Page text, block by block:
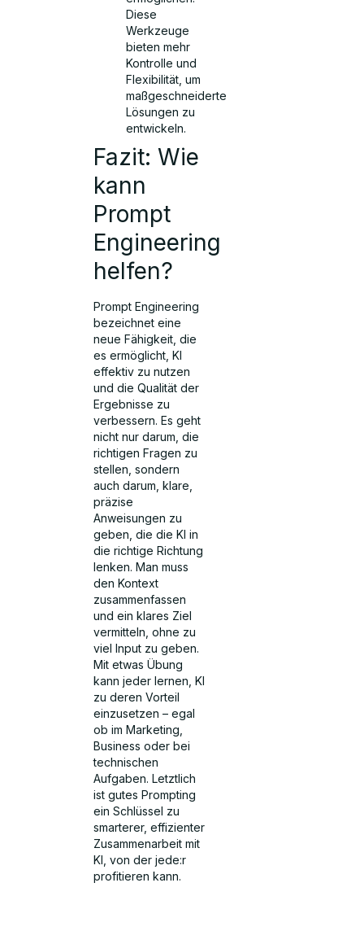
Diese
Werkzeuge
bieten mehr
Kontrolle und
Flexibilität, um
maßgeschneiderte
Lösungen zu
entwickeln.
Fazit: Wie
kann
Prompt
Engineering
helfen?
Prompt Engineering
bezeichnet eine
neue Fähigkeit, die
es ermöglicht, KI
effektiv zu nutzen
und die Qualität der
Ergebnisse zu
verbessern. Es geht
nicht nur darum, die
richtigen Fragen zu
stellen, sondern
auch darum, klare,
präzise
Anweisungen zu
geben, die die KI in
die richtige Richtung
lenken. Man muss
den Kontext
zusammenfassen
und ein klares Ziel
vermitteln, ohne zu
viel Input zu geben.
Mit etwas Übung
kann jeder lernen, KI
zu deren Vorteil
einzusetzen – egal
ob im Marketing,
Business oder bei
technischen
Aufgaben. Letztlich
ist gutes Prompting
ein Schlüssel zu
smarterer, effizienter
Zusammenarbeit mit
KI, von der jede:r
profitieren kann.